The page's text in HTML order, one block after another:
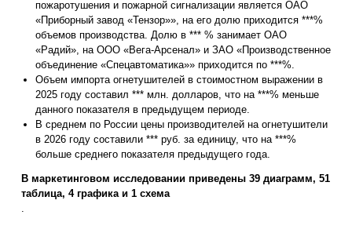
пожаротушения и пожарной сигнализации является ОАО
«Приборный завод «Тензор»», на его долю приходится ***%
объемов производства. Долю в *** % занимает ОАО
«Радий», на ООО «Вега-Арсенал» и ЗАО «Производственное
объединение «Спецавтоматика»» приходится по ***%.
Объем импорта огнетушителей в стоимостном выражении в
2025 году составил *** млн. долларов, что на ***% меньше
данного показателя в предыдущем периоде.
В среднем по России цены производителей на огнетушители
в 2026 году составили *** руб. за единицу, что на ***%
больше среднего показателя предыдущего года.
В маркетинговом исследовании приведены 39 диаграмм, 51
таблица, 4 графика и 1 схема
.